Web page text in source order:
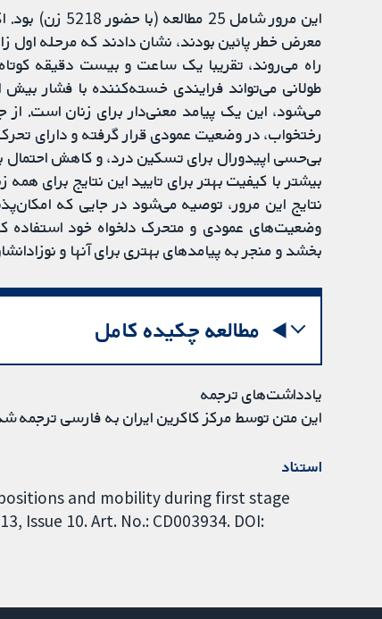
این مرور
معرض خطر پائین بودند، نشان دادند که مرحله اول
راه می‌روند، تقریبا یک ساعت و بیست دقیقه
طولانی می‌تواند فرایندی خسته‌کننده با فشار
می‌شود، این یک پیامد معنی‌دار برای زنان است. از
رختخواب، در وضعیت عمودی قرار گرفته و دارای
بی‌حسی اپیدورال برای تسکین درد، و کاهش
بیشتر با کیفیت بهتر برای تایید این نتایج برای
نتایج این مرور، توصیه می‌شود در جایی که
وضعیت‌های عمودی و متحرک دلخواه خود استفاده
بخشد و منجر به پیامدهای بهتری برای آنها و
مطالعه چکیده کامل
یادداشت‌های ترجمه
این متن توسط مرکز کاکرین ایران به فارسی ترجمه
استناد
and mobility during first stage
Issue 10. Art. No.: CD003934. DOI: